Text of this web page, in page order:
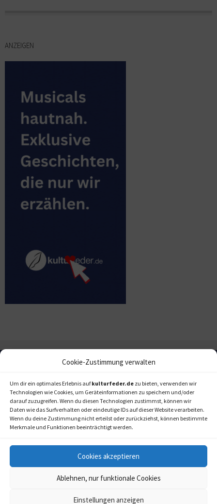
Cookie-Zustimmung verwalten
Um dir ein optimales Erlebnis aufkulturfeder.de zu bieten, verwenden wir
Technologien wie Cookies, um Geräteinformationen zu speichern und/oder
darauf zuzugreifen. Wenn du diesen Technologien zustimmst, können wir
Daten wie das Surfverhalten oder eindeutige IDs auf dieser Website verarbeiten.
Wenn du deine Zustimmung nicht erteilst oder zurückziehst, können bestimmte
Merkmale und Funktionen beeinträchtigt werden.
Cookies akzeptieren
Ablehnen, nur funktionale Cookies
Einstellungen anzeigen
ANZEIGEN